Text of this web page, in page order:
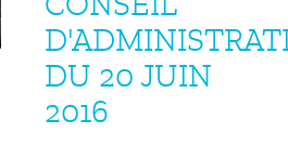
DU 20 JUIN
2016